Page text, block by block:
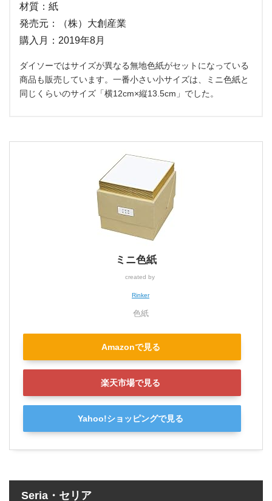
材質：紙
発売元：（株）大創産業
購入月：2019年8月
ダイソーではサイズが異なる無地色紙がセットになっている
商品も販売しています。一番小さい小サイズは、ミニ色紙と
同じくらいのサイズ「横12cm×縦13.5cm」でした。
ミニ色紙
created by
Rinker
色紙
Amazonで見る
楽天市場で見る
Yahoo!ショッピングで見る
Seria・セリア